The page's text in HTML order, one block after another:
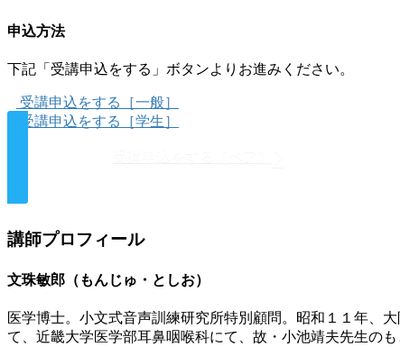
申込方法
下記「受講申込をする」ボタンよりお進みください。
受講申込をする［一般］
受講申込をする［学生］
講師プロフィール
文珠敏郎（もんじゅ・としお）
医学博士。小文式音声訓練研究所特別顧問。昭和１１年、
て、近畿大学医学部耳鼻咽喉科にて、故・小池靖夫先生の